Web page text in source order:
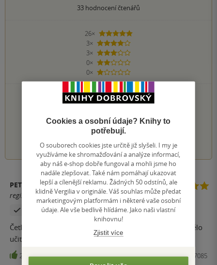
33 hodnocení čtenářů
26×
5 hvězdiček
3×
4 hvězdičky
3×
3 hvězdičky
0×
2 hvězdičky
0×
1 hvezdička
PŘIDEJTE SVÉ HODNOCENÍ KNIHY
PETR BOBKO
registrovaný uživatel
Zakoupil produkt
Četl jsem ji jedním dechem jako detektivku. To by se mělo
učit ve školách.
25 Kniha, Host, 2021, 9788027507085
Cookies a osobní údaje? Knihy to
potřebují.
O souborech cookies jste určitě již slyšeli. I my je
využíváme ke shromažďování a analýze informací,
aby náš e-shop dobře fungoval a mohli jsme ho
nadále zlepšovat. Také nám pomáhají ukazovat
lepší a cílenější reklamu. Žádných 50 odstínů, ale
klidně Vergilia v originále. Váš souhlas může předat
marketingovým platformám i některé vaše osobní
údaje. Ale vše bedlivě hlídáme. Jako naši vlastní
knihovnu!
Zjistit více